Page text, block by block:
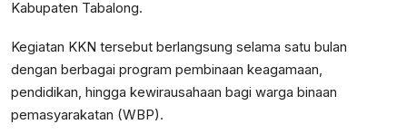
Kabupaten Tabalong.
Kegiatan KKN tersebut berlangsung selama satu bulan
dengan berbagai program pembinaan keagamaan,
pendidikan, hingga kewirausahaan bagi warga binaan
pemasyarakatan (WBP).